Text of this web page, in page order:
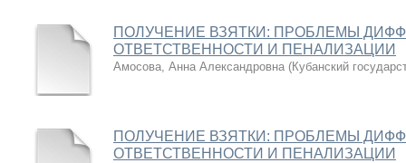
ПОЛУЧЕНИЕ ВЗЯТКИ: ПРОБЛЕМЫ
ОТВЕТСТВЕННОСТИ И ПЕНАЛИЗАЦИИ
Амосова, Анна Александровна (Кубанский
ПОЛУЧЕНИЕ ВЗЯТКИ: ПРОБЛЕМЫ
ОТВЕТСТВЕННОСТИ И ПЕНАЛИЗАЦИИ